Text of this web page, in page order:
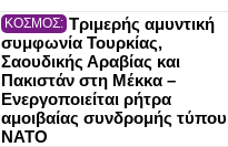
ΚΟΣΜΟΣ: Τριμερής αμυντική
συμφωνία Τουρκίας,
Σαουδικής Αραβίας και
Πακιστάν στη Μέκκα –
Ενεργοποιείται ρήτρα
αμοιβαίας συνδρομής τύπου
NATO